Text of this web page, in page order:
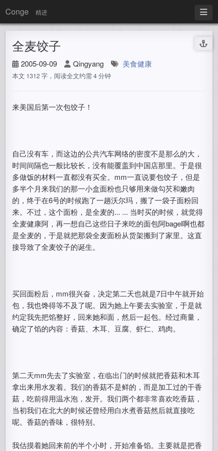
Conge 精进
全麦饺子
2005-09-09 Qingyang 美食健康
本文 1312 字，阅读全文约需 4 分钟
来美国后第一次包饺子！
自己没有车，而这边的公共汽车网络的密度不是那么的大，
时间间隔也一般比较长，没有能覆盖到中国店那里。于是很
多做饭的材料一直都没有买全。mm一直说要包饺子，但是
多半个月来我们的那一小盒面粉也只够用来做勾芡和嫩肉
的，终于在6号的时候跑了一趟沃尔玛，搬了一袋子面粉回
来。不过，这个面粉，是全麦的... ... 当时买的时候，就觉得
全麦健康阿，再一想自己这些日子来吃的面包阿bagel啊也都
是全麦的，于是就把那袋全麦面粉从货架搬到了家里。这直
接导致了全麦饺子的诞生。
买回面粉后，mm很兴奋，决定第二天也就是7日中午就开始
包，我也馋得等不及了呢。因为她上午要去实验室，于是就
约定我先把馅整好，回来她和面，然后一起包。经过商量，
确定了馅的内容：香菇、木耳、豆腐、虾仁、鸡肉。
第二天mm先去了实验室，在临出门的时候就把香菇和木耳
拿出来用水发着。我们的香菇不是鲜的，而是加工过的干香
菇，吃前得用温水泡，发开。我们两个都非常喜欢吃香菇，
当初我们在北大的时候还曾经用白水煮香菇然后就直接吃
呢。香菇的香味，很特别。
我估摸着她回来前的半个小时，开始准备馅。主要就是把香